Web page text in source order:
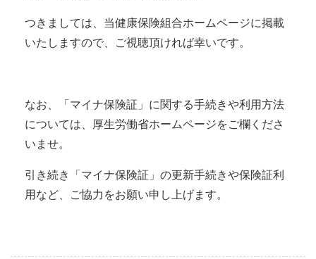
つきましては、当健康保険組合ホームページに掲載
いたしますので、ご視聴頂ければ幸いです。
なお、「マイナ保険証」に関する手続きや利用方法
については、厚生労働省ホームページをご欄くださ
いませ。
引き続き「マイナ保険証」の更新手続きや保険証利
用など、ご協力をお願い申し上げます。